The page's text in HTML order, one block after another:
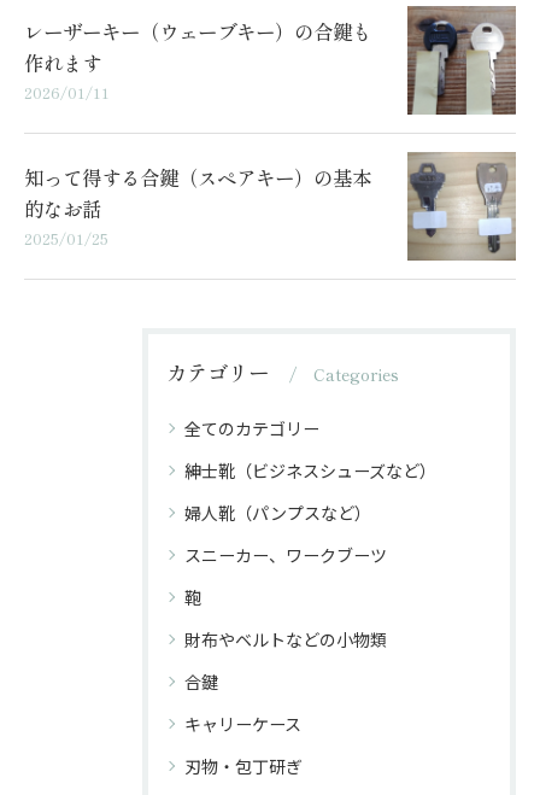
レーザーキー（ウェーブキー）の合鍵も
作れます
2026/01/11
知って得する合鍵（スペアキー）の基本
的なお話
2025/01/25
カテゴリー Categories
全てのカテゴリー
紳士靴（ビジネスシューズなど）
婦人靴（パンプスなど）
スニーカー、ワークブーツ
鞄
財布やベルトなどの小物類
合鍵
キャリーケース
刃物・包丁研ぎ